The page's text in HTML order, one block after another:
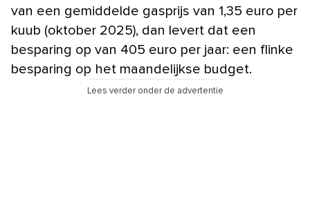
van een gemiddelde gasprijs van 1,35 euro per
kuub (oktober 2025), dan levert dat een
besparing op van 405 euro per jaar: een flinke
besparing op het maandelijkse budget.
Lees verder onder de advertentie